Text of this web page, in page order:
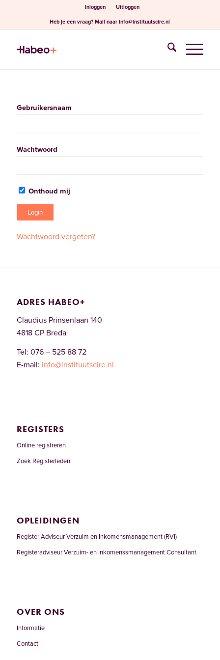
Inloggen Uitloggen
Heb je een vraag? Mail naarinfo@instituutscire.nl
Gebruikersnaam
Wachtwoord
Onthoud mij
Wachtwoord vergeten?
ADRES HABEO+
Claudius Prinsenlaan 140
4818 CP Breda
Tel: 076 – 525 88 72
E-mail: info@instituutscire.nl
REGISTERS
Online registreren
Zoek Registerleden
OPLEIDINGEN
Register Adviseur Verzuim en Inkomensmanagement (RVI)
Registeradviseur Verzuim- en Inkomenssmanagement Consultant
OVER ONS
Informatie
Contact